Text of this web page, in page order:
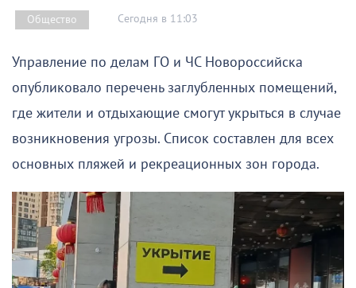
Общество Сегодня в 11:03
Управление по делам ГО и ЧС Новороссийска
опубликовало перечень заглубленных помещений,
где жители и отдыхающие смогут укрыться в случае
возникновения угрозы. Список составлен для всех
основных пляжей и рекреационных зон города.